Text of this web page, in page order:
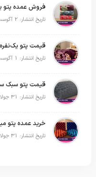
تاریخ انتشار: 2 آگوست 2026
تاریخ انتشار: 1 آگوست 2026
تاریخ انتشار: 31 جولای 2026
تاریخ انتشار: 31 جولای 2026